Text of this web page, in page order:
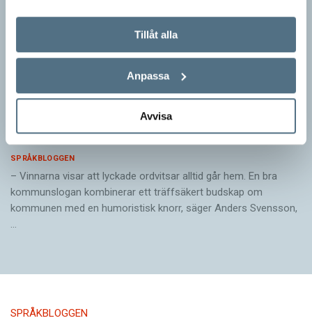
Tillåt alla
Anpassa
Avvisa
Pressmeddelande: Hjovisst älskar vi
ordvitsar!
SPRÅKBLOGGEN
– Vinnarna visar att lyckade ordvitsar alltid går hem. En bra
kommunslogan kombinerar ett träffsäkert budskap om
kommunen med en humoristisk knorr, säger Anders Svensson,
…
SPRÅKBLOGGEN